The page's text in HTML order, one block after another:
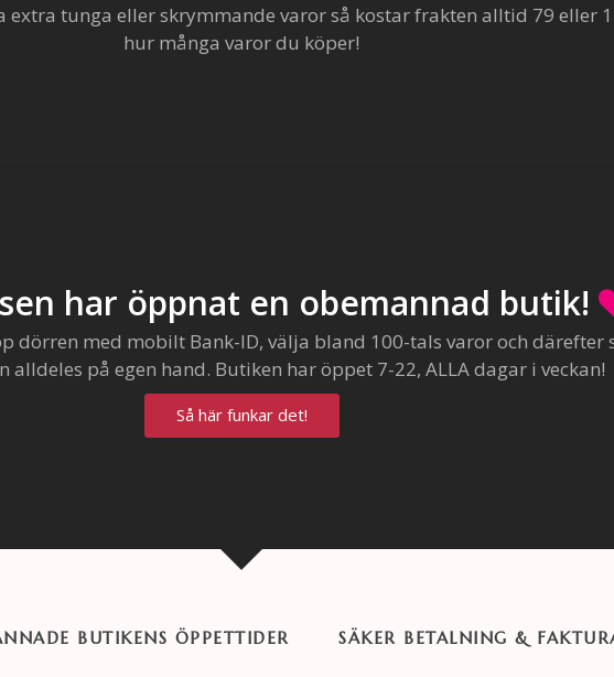
extra tunga eller skrymmande varor så kostar frakten alltid 79 eller
hur många varor du köper!
har öppnat en obemannad butik!
dörren med mobilt Bank-ID, välja bland 100-tals varor och därefter
alldeles på egen hand. Butiken har öppet 7-22, ALLA dagar i veckan!
Så här funkar det!
BUTIKENS ÖPPETTIDER SÄKER BETALNING &